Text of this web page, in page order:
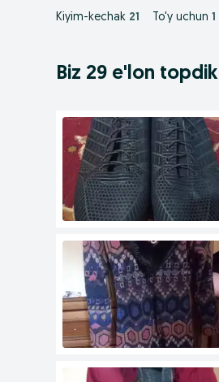
Kiyim-kechak 21 To'y uchun 1
Biz 29 e'lon topdik